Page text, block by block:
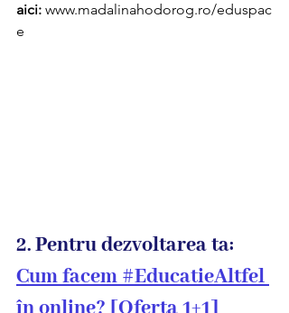
aici: www.madalinahodorog.ro/eduspac
e
2. Pentru dezvoltarea ta:
Cum facem #EducatieAltfel